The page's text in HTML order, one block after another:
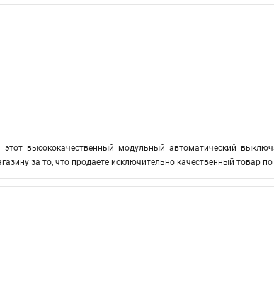
высококачественный модульный автоматический
за то, что продаете исключительно качественный товар